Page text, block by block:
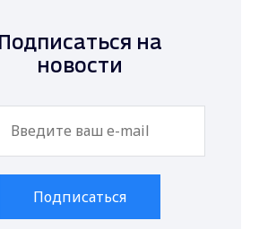
Подписаться на
новости
Подписаться